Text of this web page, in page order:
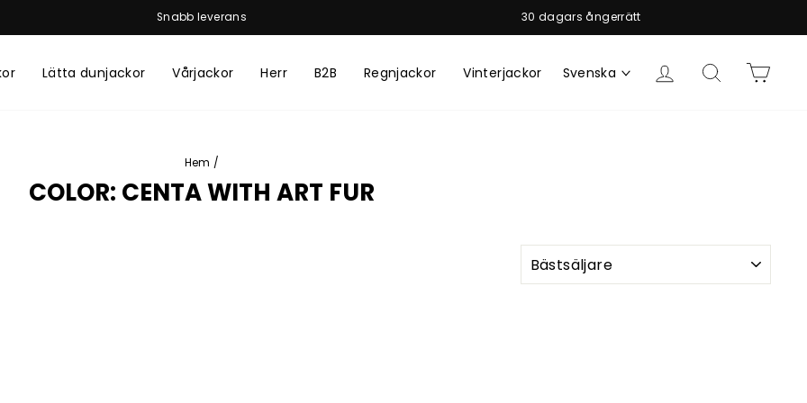
Pausa
Snabb leverans 30 dagars ångerrätt
Lätta dunjackor Vårjackor Herr B2B Regnjackor Vinterjackor Svenska Logga in
Hem /
COLOR: CENTA WITH ART FUR